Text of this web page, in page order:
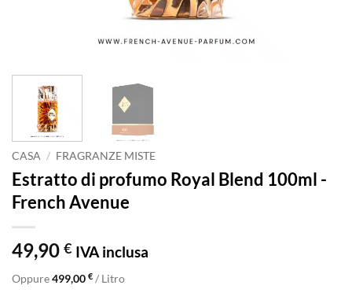
CASA / FRAGRANZE MISTE
Estratto di profumo Royal Blend 100ml -
French Avenue
49,90 € IVA inclusa
Oppure499,00 € / Litro